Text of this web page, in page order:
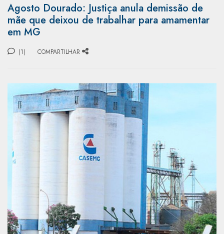
Agosto Dourado: Justiça anula demissão de
mãe que deixou de trabalhar para amamentar
em MG
(1) COMPARTILHAR